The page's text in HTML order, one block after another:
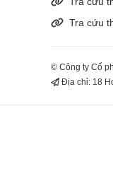
Tra cứu
© Công ty Cổ
Địa chỉ: 18